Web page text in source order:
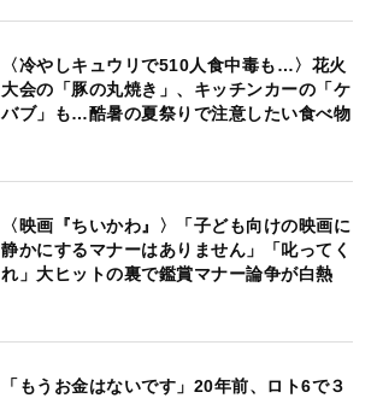
〈冷やしキュウリで510人食中毒も…〉花火
大会の「豚の丸焼き」、キッチンカーの「ケ
バブ」も…酷暑の夏祭りで注意したい食べ物
〈映画『ちいかわ』〉「子ども向けの映画に
静かにするマナーはありません」「叱ってく
れ」大ヒットの裏で鑑賞マナー論争が白熱
「もうお金はないです」20年前、ロト6で３